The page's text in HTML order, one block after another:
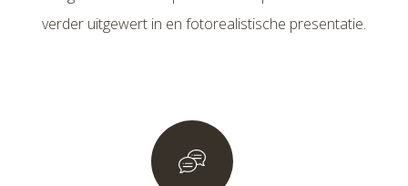
verder uitgewert in en fotorealistische presentatie.